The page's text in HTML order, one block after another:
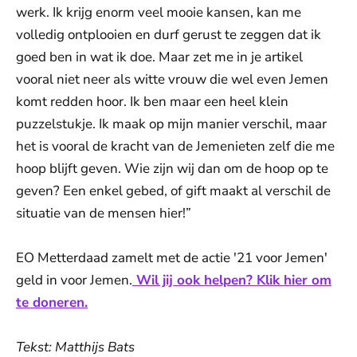
werk. Ik krijg enorm veel mooie kansen, kan me
volledig ontplooien en durf gerust te zeggen dat ik
goed ben in wat ik doe. Maar zet me in je artikel
vooral niet neer als witte vrouw die wel even Jemen
komt redden hoor. Ik ben maar een heel klein
puzzelstukje. Ik maak op mijn manier verschil, maar
het is vooral de kracht van de Jemenieten zelf die me
hoop blijft geven. Wie zijn wij dan om de hoop op te
geven? Een enkel gebed, of gift maakt al verschil de
situatie van de mensen hier!”
EO Metterdaad zamelt met de actie '21 voor Jemen'
geld in voor Jemen. Wil jij ook helpen? Klik hier om
te doneren.
Tekst: Matthijs Bats